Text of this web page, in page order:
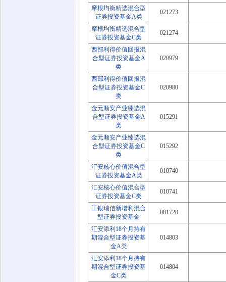
摩根均衡精选混合型
证券投资基金A类
021273
摩根均衡精选混合型
证券投资基金C类
021274
西部利得价值回报混
合型证券投资基金A
类
020979
西部利得价值回报混
合型证券投资基金C
类
020980
金元顺安产业臻选混
合型证券投资基金A
类
015291
金元顺安产业臻选混
合型证券投资基金C
类
015292
汇安核心价值混合型
证券投资基金A类
010740
汇安核心价值混合型
证券投资基金C类
010741
工银瑞信新增利混合
型证券投资基金
001720
汇安添利18个月持有
期混合型证券投资基
金A类
014803
汇安添利18个月持有
期混合型证券投资基
金C类
014804